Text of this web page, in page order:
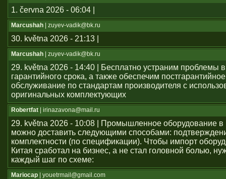
1. června 2026 - 06:04 |
Marcushah | zuyev-vadik@bk.ru
30. května 2026 - 21:13 |
Marcushah | zuyev-vadik@bk.ru
29. května 2026 - 14:40 | Бесплатно устраним проблемы
гарантийного срока, а также обеспечим постгарантийное
обслуживание по стандартам производителя с
оригинальных комплектующих
Robertfat | irinazavona@mail.ru
29. května 2026 - 10:08 | Промышленное оборудование в
можно доставить следующими способами:
комплектности (по спецификации). Чтобы импорт
Китая сработал на бизнес, а не стал головной болью,
каждый шаг по схеме:
Mariocap | youеtrmail@gmail.com